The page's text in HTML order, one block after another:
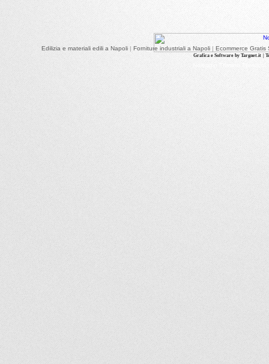
Noleggio Trenino Turistico
Edilizia e materiali edili a Napoli | Forniture industriali a Napoli | Ecommerce Gratis
Grafica e Software by Targnet.it |